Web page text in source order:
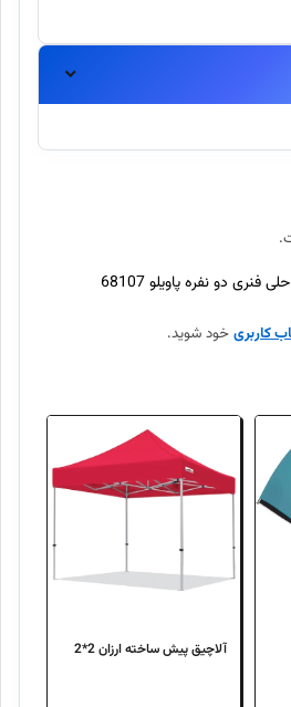
در اینتکس مستقیماً از برندهای معتبر
میکشد؟
دارد؟
اولین دیدگاه را برای چادر ساحلی فنری دو نفره پاویلو 68107
کاربریخود شوید.
آلاچیق پیش ساخته ارزان 2*2